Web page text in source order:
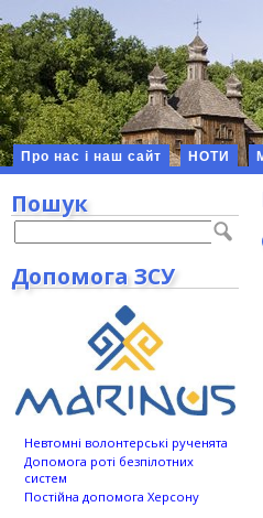
Про нас і наш сайт НОТИ
Пошук
Допомога ЗСУ
Невтомні волонтерські рученята
Допомога роті безпілотних
систем
Постійна допомога Херсону